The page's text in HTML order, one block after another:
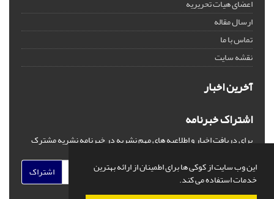
این وب سایت از کوکی ها برای اطمینان از ارائه بهترین
خدمات استفاده می کند.
اعضای هیات تحریریه
ارسال مقاله
تماس با ما
نقشه سایت
آخرین اخبار
اشتراک خبرنامه
برای دریافت اخبار و اطلاعیه های مهم نشریه در خبرنامه نشریه مشترک
اشتراک